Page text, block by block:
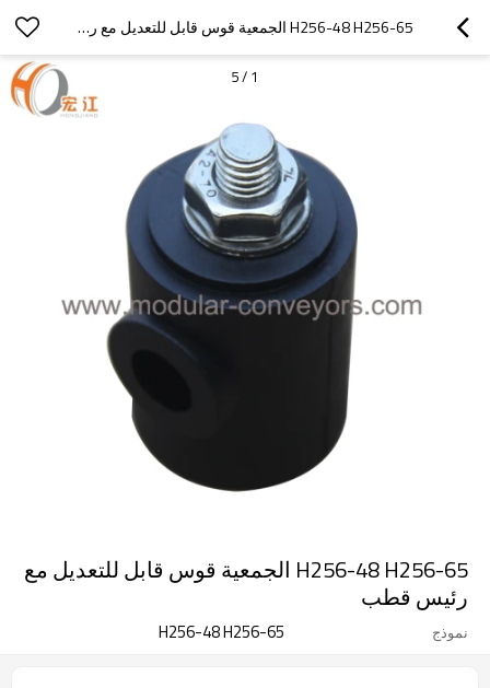
H256-48 H256-65 الجمعية قوس قابل للتعديل مع رئيس قطب
1
/
5
H256-48 H256-65 الجمعية قوس قابل للتعديل مع
رئيس قطب
نموذج H256-48 H256-65